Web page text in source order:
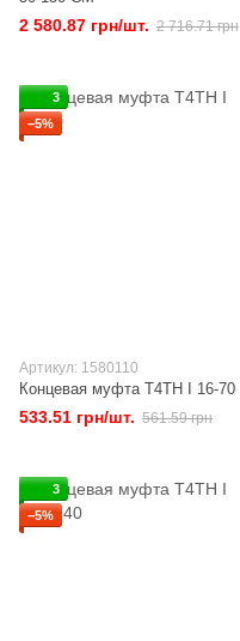
2 580.87 грн/шт. 2 716.71 грн
3
−5%
Артикул: 1580110
Концевая муфта T4TH I 16-70
533.51 грн/шт. 561.59 грн
3
−5%